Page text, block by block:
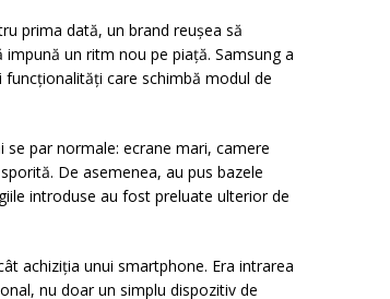
prima dată, un brand reușea să
un ritm nou pe piață. Samsung a
care schimbă modul de
par normale: ecrane mari, camere
De asemenea, au pus bazele
introduse au fost preluate ulterior de
achiziția unui smartphone. Era intrarea
nu doar un simplu dispozitiv de